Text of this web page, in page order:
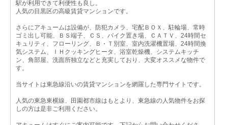
駅が利用できて利便性も良し。
人気の目黒区の高級賃貸マンションです。
さらにアキュームは設備が、防犯カメラ、宅配ＢＯＸ、駐輪場、常時
ゴミ出し可能、ＢＳ端子、ＣＳ、バイク置き場、ＣＡＴＶ、24時間セ
キュリティ、フローリング、Ｂ・Ｔ別室、室内洗濯機置場、24時間換
気システム、ＩＨクッキングヒータ、浴室乾燥機、システムキッチ
ン、角部屋、洗面所独立などと充実しており、大変オススメな物件で
す。
当サイトは東急線沿いの賃貸マンションを網羅した専門サイトです。
人気の東急東横線、田園都市線はもとより、東急線の人気物件をお探
しの方は是非ご利用ください。